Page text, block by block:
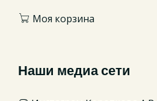
Моя корзина
Наши медиа сети